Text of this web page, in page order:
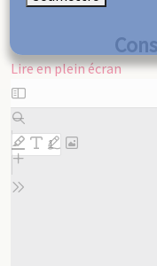
Lire en plein écran
Aller
au
contenu
PDF